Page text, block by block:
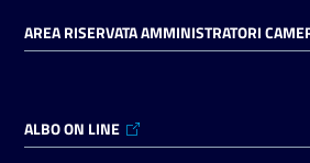
AREA RISERVATA AMMINISTRATORI
ALBO ON LINE